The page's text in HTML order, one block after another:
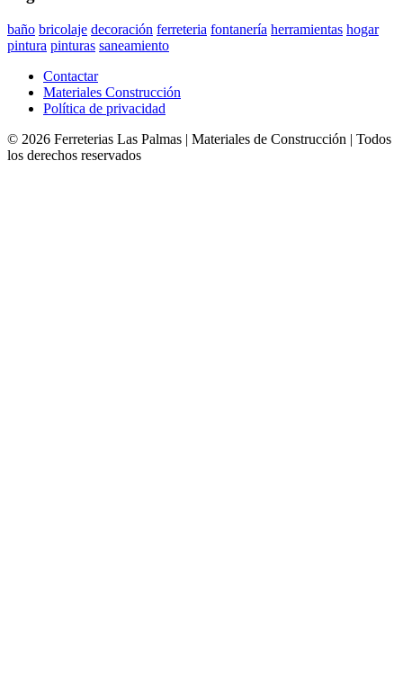
baño bricolaje decoración ferreteria fontanería herramientas hogar
pintura pinturas saneamiento
Contactar
Materiales Construcción
Política de privacidad
© 2026 Ferreterias Las Palmas | Materiales de Construcción | Todos
los derechos reservados